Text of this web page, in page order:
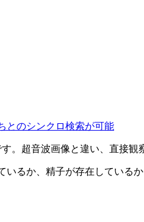
とのシンクロ検索が可能
。超音波画像と違い、直接観
るか、精子が存在してい